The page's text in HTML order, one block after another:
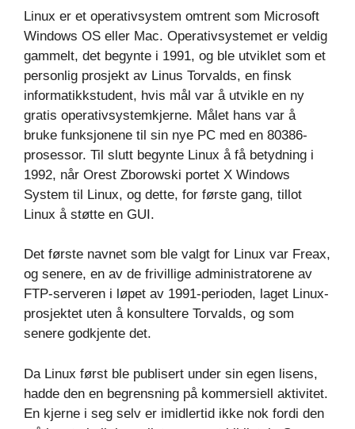
Linux er et operativsystem omtrent som Microsoft
Windows OS eller Mac. Operativsystemet er veldig
gammelt, det begynte i 1991, og ble utviklet som et
personlig prosjekt av Linus Torvalds, en finsk
informatikkstudent, hvis mål var å utvikle en ny
gratis operativsystemkjerne. Målet hans var å
bruke funksjonene til sin nye PC med en 80386-
prosessor. Til slutt begynte Linux å få betydning i
1992, når Orest Zborowski portet X Windows
System til Linux, og dette, for første gang, tillot
Linux å støtte en GUI.
Det første navnet som ble valgt for Linux var Freax,
og senere, en av de frivillige administratorene av
FTP-serveren i løpet av 1991-perioden, laget Linux-
prosjektet uten å konsultere Torvalds, og som
senere godkjente det.
Da Linux først ble publisert under sin egen lisens,
hadde den en begrensning på kommersiell aktivitet.
En kjerne i seg selv er imidlertid ikke nok fordi den